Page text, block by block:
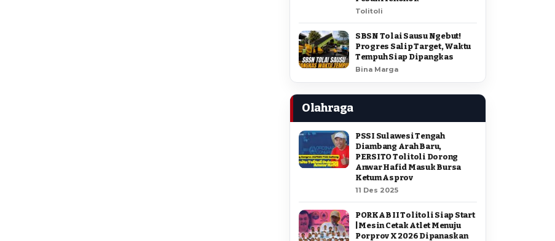
Tolitoli
SBSN Tolai Sausu Ngebut!
Progres Salip Target, Waktu
Tempuh Siap Dipangkas
Bina Marga
Olahraga
PSSI Sulawesi Tengah
Diambang Arah Baru,
PERSITO Tolitoli Dorong
Anwar Hafid Masuk Bursa
Ketum Asprov
11 Des 2025
PORKAB II Tolitoli Siap Start
| Mesin Cetak Atlet Menuju
Porprov X 2026 Dipanaskan